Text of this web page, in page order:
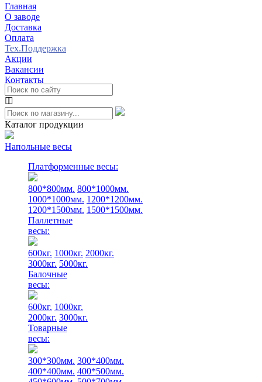
Главная
О заводе
Доставка
Оплата
Тех.Поддержка
Акции
Вакансии
Контакты
Каталог продукции
Напольные весы
Платформенные весы:
800*800мм. 800*1000мм.
1000*1000мм. 1200*1200мм.
1200*1500мм. 1500*1500мм.
Паллетные
весы:
600кг. 1000кг. 2000кг.
3000кг. 5000кг.
Балочные
весы:
600кг. 1000кг.
2000кг. 3000кг.
Товарные
весы:
300*300мм. 300*400мм.
400*400мм. 400*500мм.